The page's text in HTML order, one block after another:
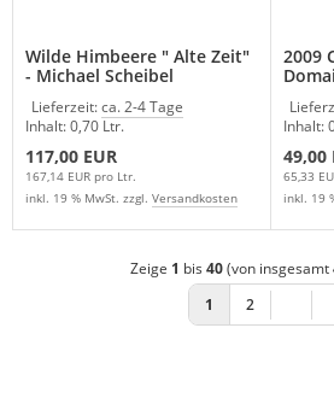
Wilde Himbeere " Alte Zeit"
- Michael Scheibel
Lieferzeit:ca. 2-4 Tage
Inhalt: 0,70 Ltr.
117,00 EUR
167,14 EUR pro Ltr.
inkl. 19 % MwSt. zzgl. Versandkosten
2009
Inhalt:
49,00
65,33
inkl. 19
Zeige 1 bis 40(von insgesamt
1
2